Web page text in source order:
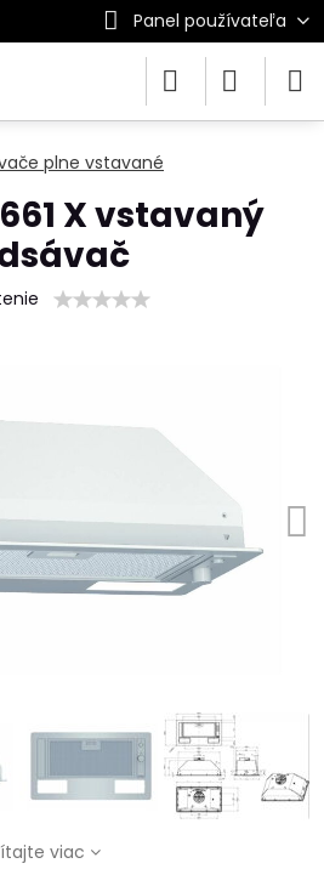
Panel používateľa
plne vstavané
661 X vstavaný
viac